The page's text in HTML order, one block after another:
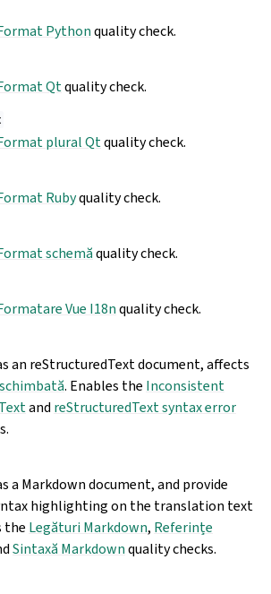
Pythonquality check.
Qtquality check.
plural Qtquality check.
Rubyquality check.
schemăquality check.
Vue I18nquality check.
an reStructuredText document, affects
. Enables the Inconsistent
and reStructuredText syntax error
a Markdown document, and provide
highlighting on the translation text
the Legături Markdown, Referințe
Sintaxă Markdownquality checks.